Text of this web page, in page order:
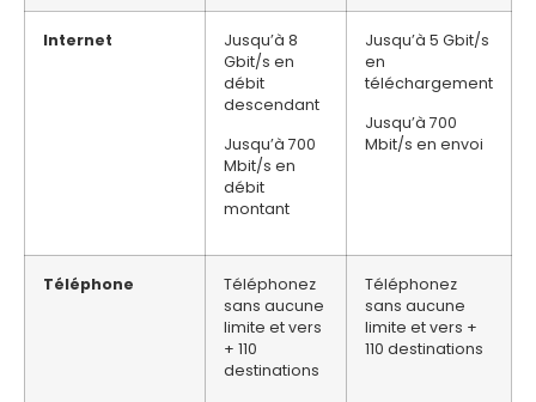
Internet
Jusqu’à 8
Gbit/s en
débit
descendant
Jusqu’à 700
Mbit/s en
débit
montant
Jusqu’à 5 Gbit/s
en
téléchargement
Jusqu’à 700
Mbit/s en envoi
Téléphone
Téléphonez
sans aucune
limite et vers
+ 110
destinations
Téléphonez
sans aucune
limite et vers +
110 destinations